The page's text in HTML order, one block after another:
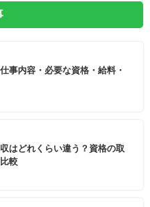
事内容・必要な資格・給料・
はどれくらい違う？資格の取
較